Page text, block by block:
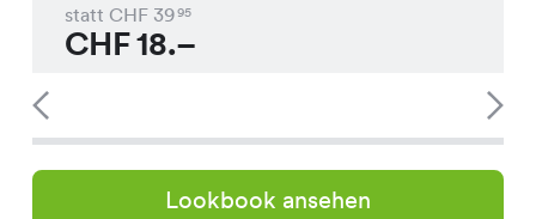
statt CHF 3995
CHF18.–
Lookbook ansehen